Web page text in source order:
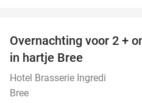
DAG
Overnachting voor 2 +
in hartje Bree
Hotel Brasserie Ingredi
Bree